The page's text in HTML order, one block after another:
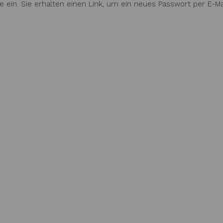
ein. Sie erhalten einen Link, um ein neues Passwort per E-